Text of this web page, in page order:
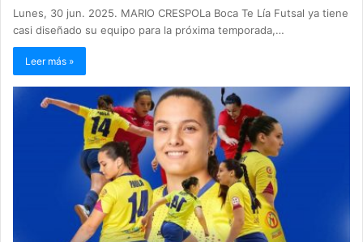
Lunes, 30 jun. 2025. MARIO CRESPOLa Boca Te Lía Futsal ya tiene
casi diseñado su equipo para la próxima temporada,…
Leer más »